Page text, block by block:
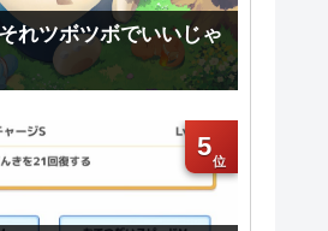
れツボツボでいいじゃ
5